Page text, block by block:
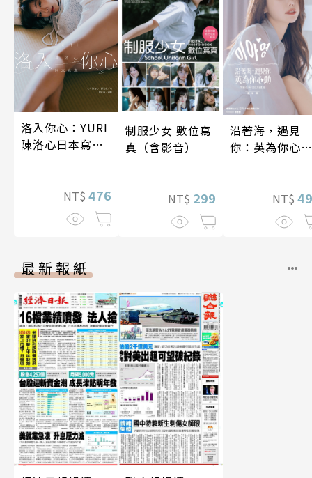
洛入你心：YURI
陳洛心日本寫真
NT$ 476
制服少女 數位寫
真（含影音）
NT$ 299
沿著海，遇見
你：英為你心動
NT$
最新報紙